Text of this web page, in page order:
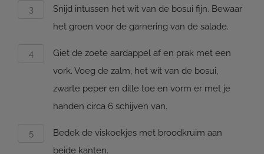
Snijd intussen het wit van de bosui fijn. Bewaar
het groen voor de garnering van de salade.
Giet de zoete aardappel af en prak met een
vork. Voeg de zalm, het wit van de bosui,
zwarte peper en dille toe en vorm er met je
handen circa 6 schijven van.
Bedek de viskoekjes met broodkruim aan
beide kanten.